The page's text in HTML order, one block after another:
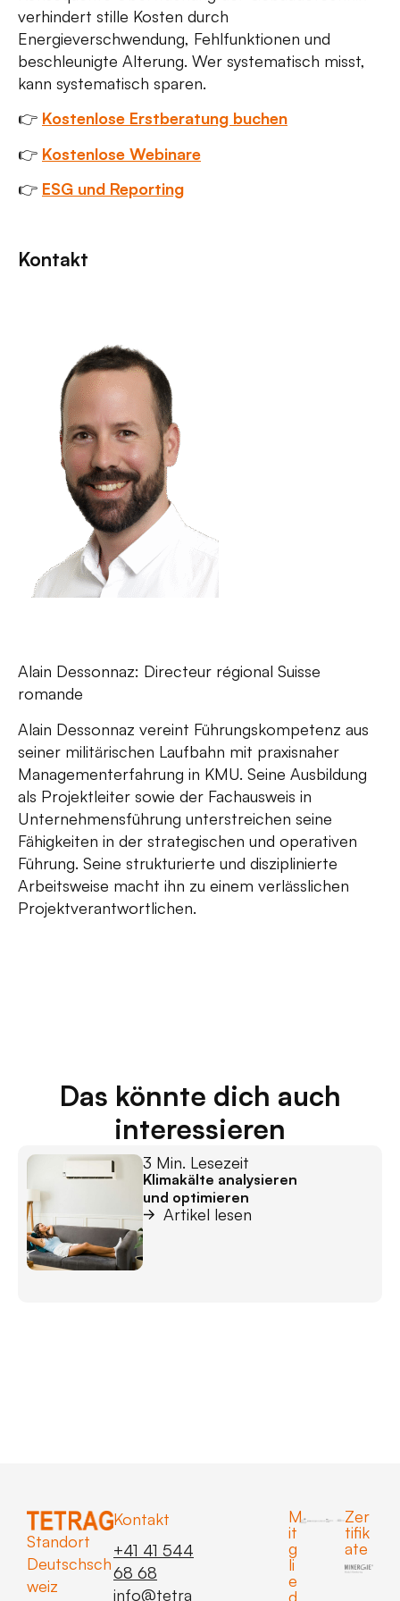
Energieeffizienz zu steigern. Förderungen
unterstützen Massnahmen wie Wärmedämmung,
die Verbesserung der Gebäudehülle, den Ersatz
alter Heizungen und Elektroheizungen, sowie den
Ausbau der Ladeinfrastruktur für E-Mobilität.
Machbarkeitsstudien und Forschung sind wichtige
Schritte, um nachhaltige Projekte erfolgreich
umzusetzen.
verhindert stille Kosten durch
Energieverschwendung, Fehlfunktionen und
beschleunigte Alterung. Wer systematisch misst,
kann systematisch sparen.
👉 Kostenlose Erstberatung buchen
👉 Kostenlose Webinare
👉 ESG und Reporting
Kontakt
Alain Dessonnaz: Directeur régional Suisse
romande
Alain Dessonnaz vereint Führungskompetenz aus
seiner militärischen Laufbahn mit praxisnaher
Managementerfahrung in KMU. Seine Ausbildung
als Projektleiter sowie der Fachausweis in
Unternehmensführung unterstreichen seine
Fähigkeiten in der strategischen und operativen
Führung. Seine strukturierte und disziplinierte
Arbeitsweise macht ihn zu einem verlässlichen
Projektverantwortlichen.
Das könnte dich auch
interessieren
3 Min. Lesezeit
Klimakälte analysieren
und optimieren
Artikel lesen
Standort
Deutschsch
weiz
Kontakt
+41 41 544
68 68
info@tetra
M
it
g
li
e
d
Zer
tifik
ate